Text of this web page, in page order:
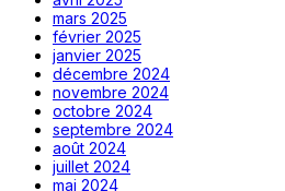
mars 2025
février 2025
janvier 2025
décembre 2024
novembre 2024
octobre 2024
septembre 2024
août 2024
juillet 2024
mai 2024